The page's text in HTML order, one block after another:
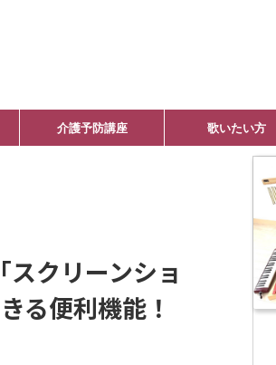
介護予防講座 歌いたい方
クリーンショ
る便利機能！